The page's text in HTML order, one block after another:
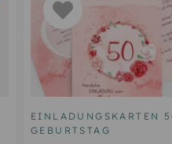
EINLADUNGSKARTEN
GEBURTSTAG